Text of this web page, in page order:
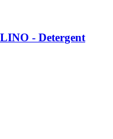
- Detergent